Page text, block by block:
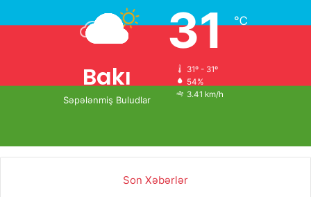
Bakı
Səpələnmiş Buludlar
31℃
31º - 31º
54%
3.41 km/h
Son Xəbərlər